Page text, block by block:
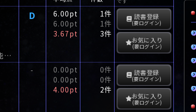
今日も二人は"殺し愛"夫と妻の視点に分かれ気鋭の著者二人が競作する、予測不能なラブサスペンス!平凡なサラリーマン・藤堂光弘。
D
6.00pt
6.00pt
3.67pt
1件
1件
3件
読書登録
(要ログイン)
お気に入り
(要ログイン)
-
0.00pt
0.00pt
4.00pt
0件
0件
2件
読書登録
(要ログイン)
お気に入り
(要ログイン)